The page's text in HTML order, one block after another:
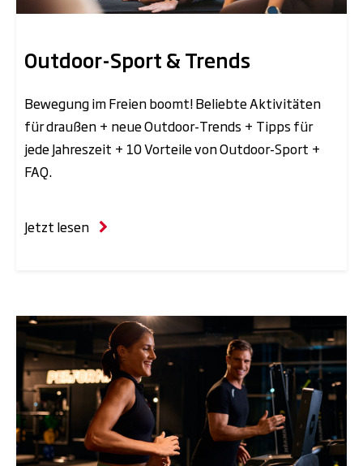
Outdoor-Sport & Trends
Bewegung im Freien boomt! Beliebte Aktivitäten
für draußen + neue Outdoor-Trends + Tipps für
jede Jahreszeit + 10 Vorteile von Outdoor-Sport +
FAQ.
Jetzt lesen